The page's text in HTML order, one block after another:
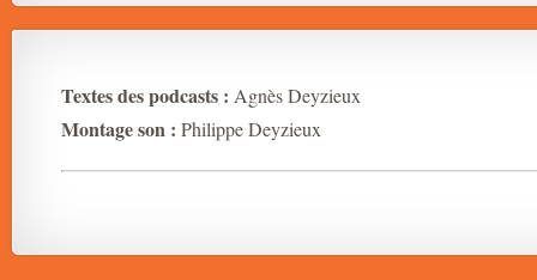
Textes des podcasts : Agnès Deyzieux
Montage son : Philippe Deyzieux